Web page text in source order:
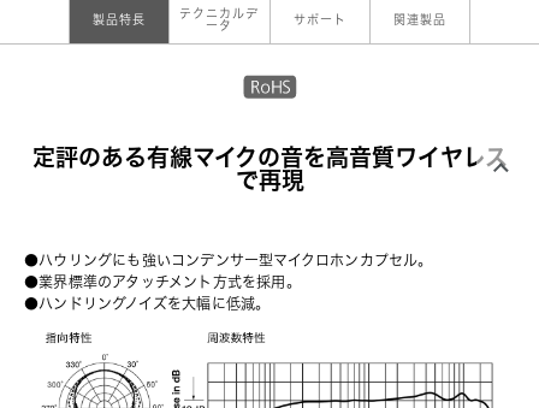
製品特長
テクニカルデ
ータ
サポート 関連製品
定評のある有線マイクの音を高音質ワイヤレス
で再現
●ハウリングにも強いコンデンサー型マイクロホンカプセル。
●業界標準のアタッチメント方式を採用。
●ハンドリングノイズを大幅に低減。